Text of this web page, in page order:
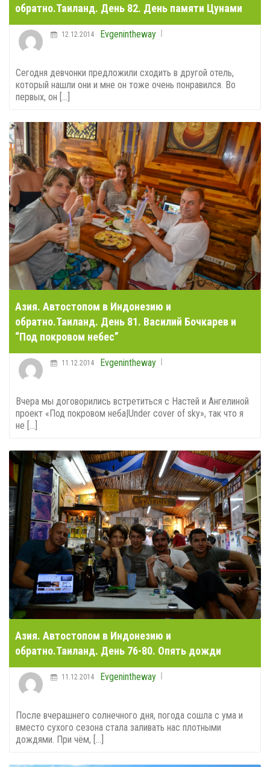
обратно.Таиланд. День 82. День памяти Цунами
Evgenintheway
12.12.2014
Сегодня девчонки предложили сходить в другой отель,
который нашли они и мне он тоже очень понравился. Во
первых, он [...]
Азия. Автостопом в Индонезию и
обратно.Таиланд. День 81. Василий Бочкарев и
“Под покровом небес”
Evgenintheway
11.12.2014
Вчера мы договорились встретиться с Настей и Ангелиной
проект «Под покровом неба|Under cover of sky», так что я
не [...]
Азия. Автостопом в Индонезию и
обратно.Таиланд. День 76-80. Опять дожди
Evgenintheway
11.12.2014
После вчерашнего солнечного дня, погода сошла с ума и
вместо сухого сезона стала заливать нас плотными
дождями. При чём, [...]